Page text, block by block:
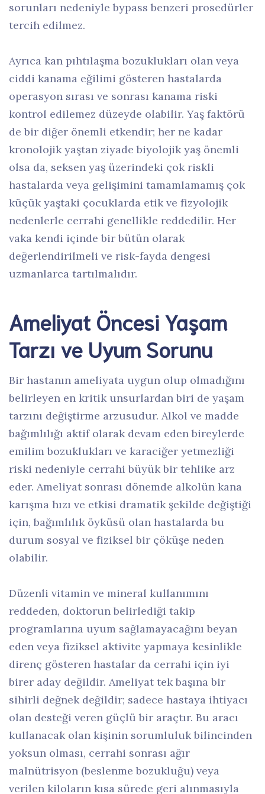
sorunları nedeniyle bypass benzeri prosedürler
tercih edilmez.
Ayrıca kan pıhtılaşma bozuklukları olan veya
ciddi kanama eğilimi gösteren hastalarda
operasyon sırası ve sonrası kanama riski
kontrol edilemez düzeyde olabilir. Yaş faktörü
de bir diğer önemli etkendir; her ne kadar
kronolojik yaştan ziyade biyolojik yaş önemli
olsa da, seksen yaş üzerindeki çok riskli
hastalarda veya gelişimini tamamlamamış çok
küçük yaştaki çocuklarda etik ve fizyolojik
nedenlerle cerrahi genellikle reddedilir. Her
vaka kendi içinde bir bütün olarak
değerlendirilmeli ve risk-fayda dengesi
uzmanlarca tartılmalıdır.
Ameliyat Öncesi Yaşam
Tarzı ve Uyum Sorunu
Bir hastanın ameliyata uygun olup olmadığını
belirleyen en kritik unsurlardan biri de yaşam
tarzını değiştirme arzusudur. Alkol ve madde
bağımlılığı aktif olarak devam eden bireylerde
emilim bozuklukları ve karaciğer yetmezliği
riski nedeniyle cerrahi büyük bir tehlike arz
eder. Ameliyat sonrası dönemde alkolün kana
karışma hızı ve etkisi dramatik şekilde değiştiği
için, bağımlılık öyküsü olan hastalarda bu
durum sosyal ve fiziksel bir çöküşe neden
olabilir.
Düzenli vitamin ve mineral kullanımını
reddeden, doktorun belirlediği takip
programlarına uyum sağlamayacağını beyan
eden veya fiziksel aktivite yapmaya kesinlikle
direnç gösteren hastalar da cerrahi için iyi
birer aday değildir. Ameliyat tek başına bir
sihirli değnek değildir; sadece hastaya ihtiyacı
olan desteği veren güçlü bir araçtır. Bu aracı
kullanacak olan kişinin sorumluluk bilincinden
yoksun olması, cerrahi sonrası ağır
malnütrisyon (beslenme bozukluğu) veya
verilen kiloların kısa sürede geri alınmasıyla